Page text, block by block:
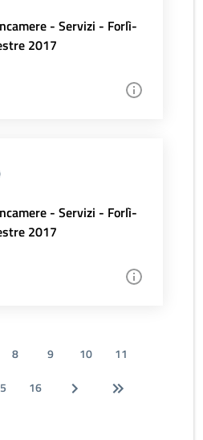
- Servizi - Forlì-
2017
- Servizi - Forlì-
2017
8 9 10
11
16